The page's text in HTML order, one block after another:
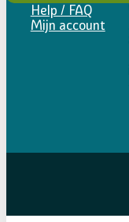
Help / FAQ
Mijn account